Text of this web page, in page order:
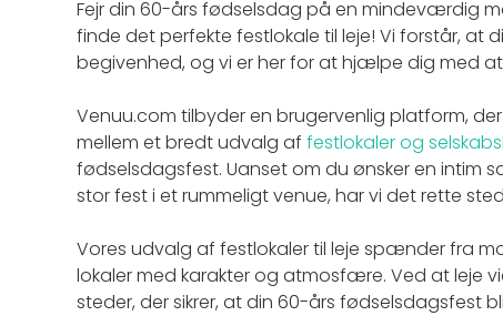
Fejr din 60-års fødselsdag på en mindeværdig
finde det perfekte festlokale til leje! Vi forstår, at
begivenhed, og vi er her for at hjælpe dig med
Venuu.com tilbyder en brugervenlig platform,
mellem et bredt udvalg af festlokaler og
fødselsdagsfest. Uanset om du ønsker en intim
stor fest i et rummeligt venue, har vi det rette
Vores udvalg af festlokaler til leje spænder fra
lokaler med karakter og atmosfære. Ved at leje
steder, der sikrer, at din 60-års fødselsdagsfest